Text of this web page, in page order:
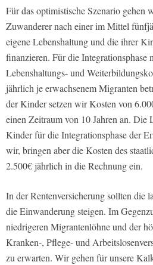
Für das optimistische Szenario gehen
Zuwanderer nach einer im Mittel
eigene Lebenshaltung und die ihrer
finanzieren. Für die Integrationsphase
Lebenshaltungs- und
jährlich je erwachsenem Migranten
der Kinder setzen wir Kosten von
einen Zeitraum von 10 Jahren an. Die
Kinder für die Integrationsphase der
wir, bringen aber die Kosten des
2.500€ jährlich in die Rechnung ein.
In der Rentenversicherung sollten die
die Einwanderung steigen. Im
niedrigeren Migrantenlöhne und der
Kranken-, Pflege- und
zu erwarten. Wir gehen für unsere